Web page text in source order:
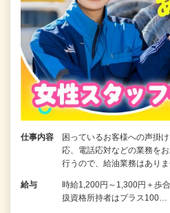
仕事内容
困っているお客様への声掛
応、電話応対などの業務を
行うので、給油業務はあり
給与
時給1,200円～1,300円＋
扱資格所持者はプラス100…